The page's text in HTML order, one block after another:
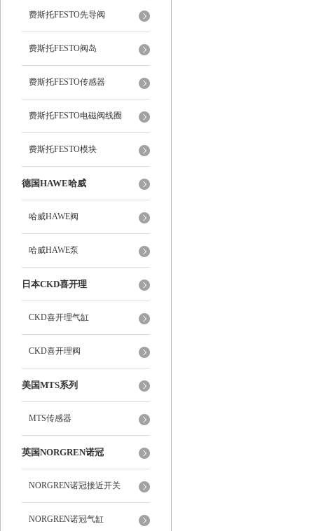
费斯托FESTO先导阀
费斯托FESTO阀岛
费斯托FESTO传感器
费斯托FESTO电磁阀线圈
费斯托FESTO模块
德国HAWE哈威
哈威HAWE阀
哈威HAWE泵
日本CKD喜开理
CKD喜开理气缸
CKD喜开理阀
美国MTS系列
MTS传感器
英国NORGREN诺冠
NORGREN诺冠接近开关
NORGREN诺冠气缸